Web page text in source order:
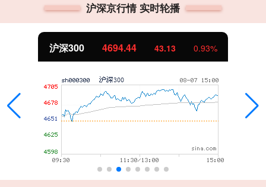
沪深京行情 实时轮播
沪深300 4694.44 43.13 0.93%